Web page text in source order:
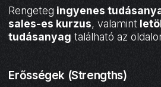
Rengeteg ingyenes
sales-es kurzus, valamint
tudásanyag található az
Erősségek (Strengths)